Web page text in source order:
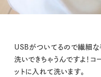
USBがついてるので繊細な
洗いできちゃうんですよ！コ
ットに入れて洗います。